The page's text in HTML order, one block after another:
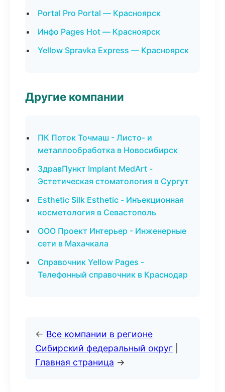
Portal Pro Portal — Красноярск
Инфо Pages Hot — Красноярск
Yellow Spravka Express — Красноярск
Другие компании
ПК Поток Точмаш - Листо- и
металлообработка в Новосибирск
ЗдравПункт Implant MedArt -
Эстетическая стоматология в Сургут
Esthetic Silk Esthetic - Инъекционная
косметология в Севастополь
ООО Проект Интерьер - Инженерные
сети в Махачкала
Справочник Yellow Pages -
Телефонный справочник в Краснодар
← Все компании в регионе
Сибирский федеральный округ
Главная страница →